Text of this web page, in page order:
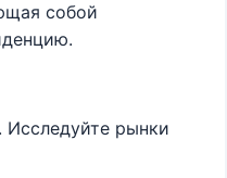
собой
Исследуйте рынки